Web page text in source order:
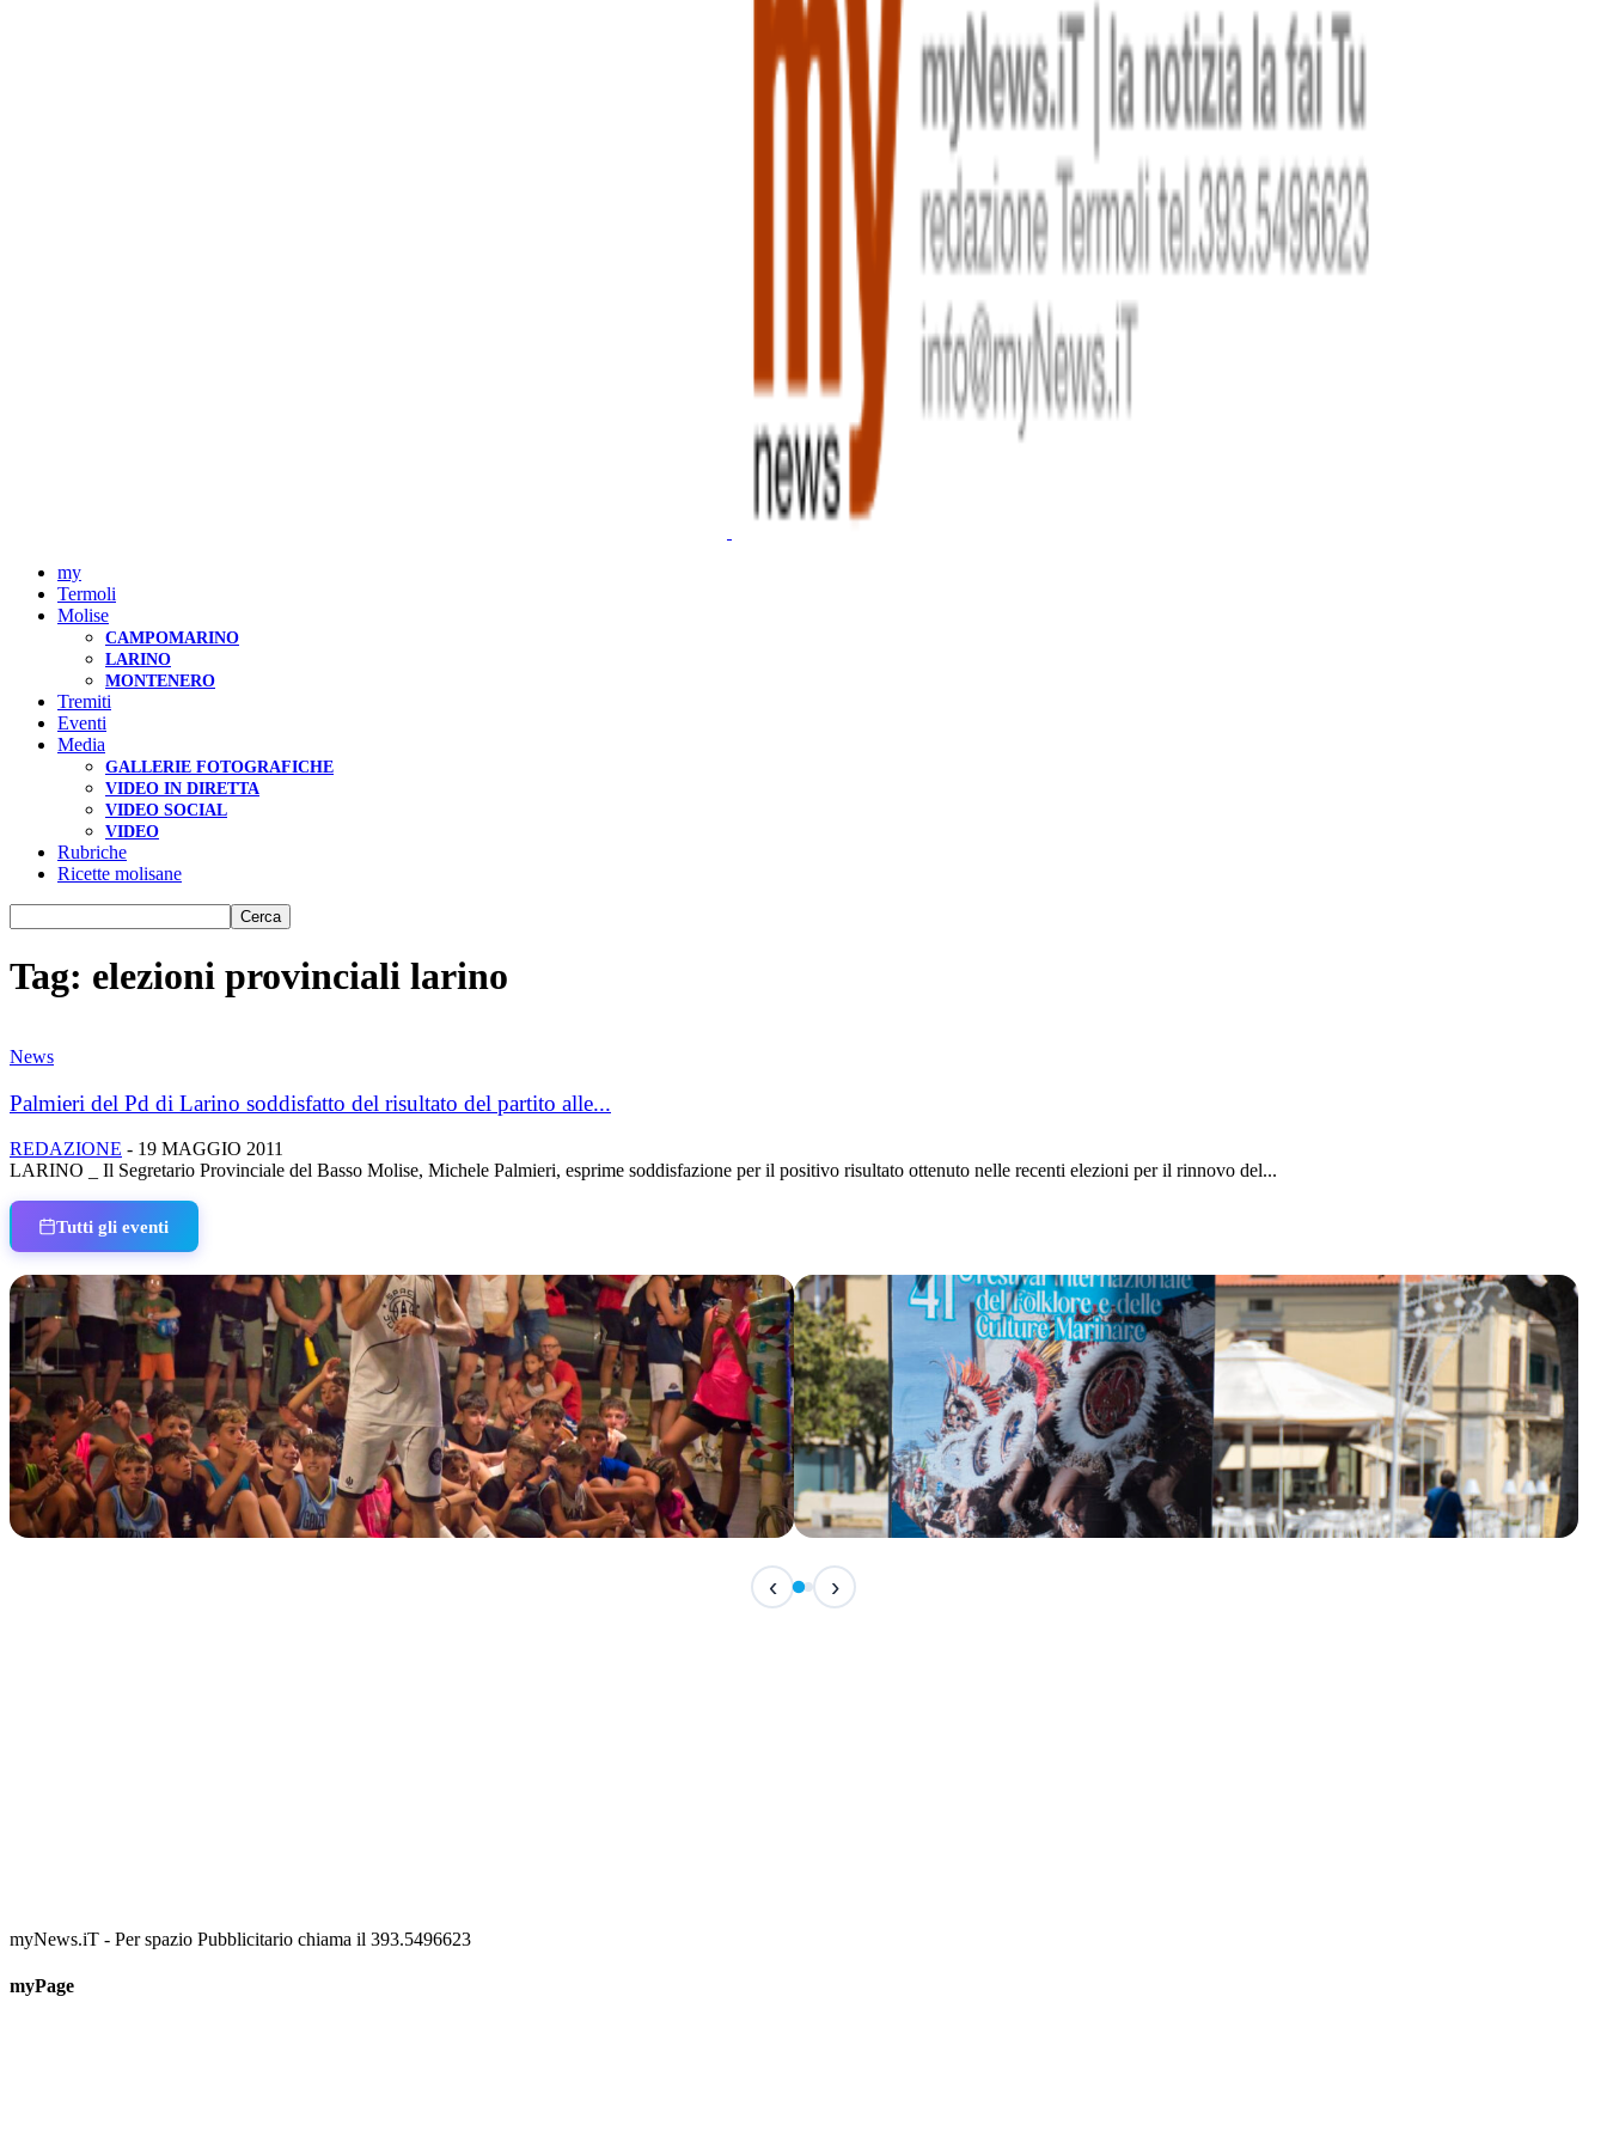
my
Termoli
Molise
CAMPOMARINO
LARINO
MONTENERO
Tremiti
Eventi
Media
GALLERIE FOTOGRAFICHE
VIDEO IN DIRETTA
VIDEO SOCIAL
VIDEO
Rubriche
Ricette molisane
Tag: elezioni provinciali larino
News
Palmieri del Pd di Larino soddisfatto del risultato del partito alle...
REDAZIONE - 19 MAGGIO 2011
LARINO _ Il Segretario Provinciale del Basso Molise, Michele Palmieri, esprime soddisfazione per il positivo risultato ottenuto nelle recenti elezioni per il rinnovo del...
Tutti gli eventi
IN CORSO
Festival Internazionale del Folklore - 41ª edizione
‹ ›
myNews.iT - Per spazio Pubblicitario chiama il 393.5496623
myPage